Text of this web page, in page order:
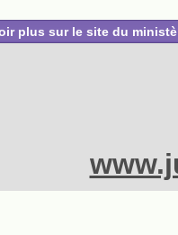
plus sur le site du